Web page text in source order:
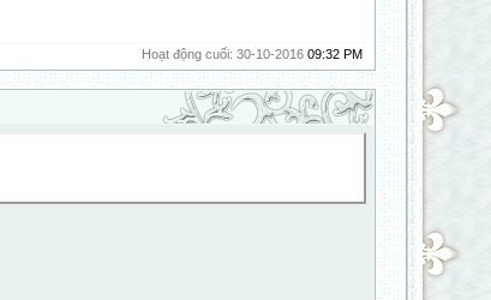
Hoạt động cuối: 30-10-2016 09:32 PM